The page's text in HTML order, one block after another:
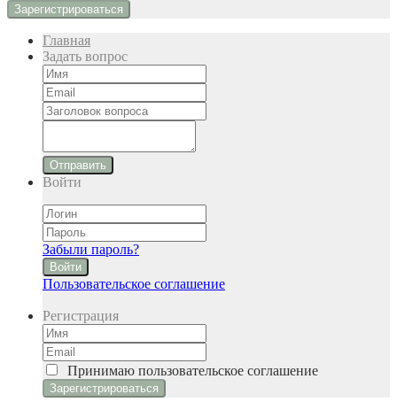
Главная
Задать вопрос
Отправить
Войти
Забыли пароль?
Войти
Пользовательское соглашение
Регистрация
Принимаю пользовательское соглашение